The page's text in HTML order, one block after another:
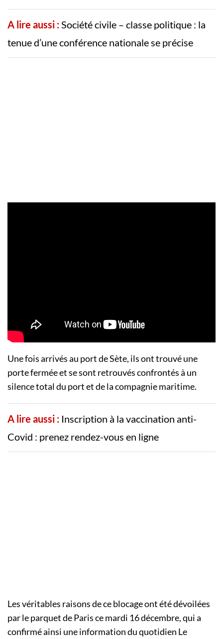
A lire aussi : Société civile – classe politique : la
tenue d’une conférence nationale se précise
Une fois arrivés au port de Sète, ils ont trouvé une
porte fermée et se sont retrouvés confrontés à un
silence total du port et de la compagnie maritime.
A lire aussi : Inscription à la vaccination anti-
Covid : prenez rendez-vous en ligne
Les véritables raisons de ce blocage ont été dévoilées
par le parquet de Paris ce mardi 16 décembre, qui a
confirmé ainsi une information du quotidien Le